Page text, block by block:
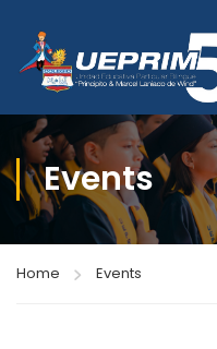
Events
Home Events